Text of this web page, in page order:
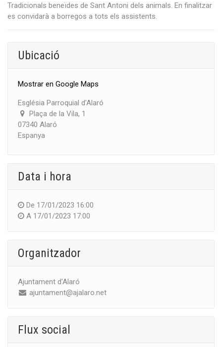
Tradicionals beneïdes de Sant Antoni dels animals. En finalitzar
es convidarà a borregos a tots els assistents.
Ubicació
Mostrar en Google Maps
Església Parroquial d'Alaró
Plaça de la Vila, 1
07340 Alaró
Espanya
Data i hora
De 17/01/2023 16:00
A 17/01/2023 17:00
Organitzador
Ajuntament d'Alaró
ajuntament@ajalaro.net
Flux social